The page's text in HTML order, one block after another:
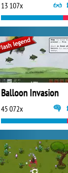
13 107x
Balloon Invasion
45 072x